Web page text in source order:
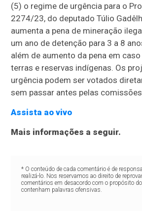
(5) o regime de urgência para o
2274/23, do deputado Túlio
aumenta a pena de mineração
um ano de detenção para 3 a 8
além de aumento da pena em
terras e reservas indígenas. Os
urgência podem ser votados
sem passar antes pelas
Assista ao vivo
Mais informações a seguir.
* O conteúdo de cada comentário é de
realizá-lo. Nos reservamos ao direito de
comentários em desacordo com o propósito
contenham palavras ofensivas.